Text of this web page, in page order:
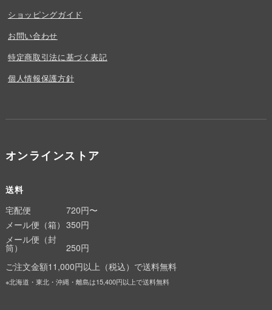
ショッピングガイド
お問い合わせ
特定商取引法に基づく表記
個人情報保護方針
オンラインストア
送料
宅配便
720円〜
メール便（箱） 350円
メール便（封
筒）
250円
ご注文金額11,000円以上（税込）で送料無料
※北海道・東北・沖縄・離島は15,400円以上で送料無料